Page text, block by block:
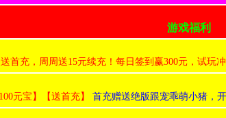
游戏福利
首充，周周送15元续充！每日签到赢300元，试玩
元宝】【送首充】 首充赠送绝版跟宠乖萌小猪，